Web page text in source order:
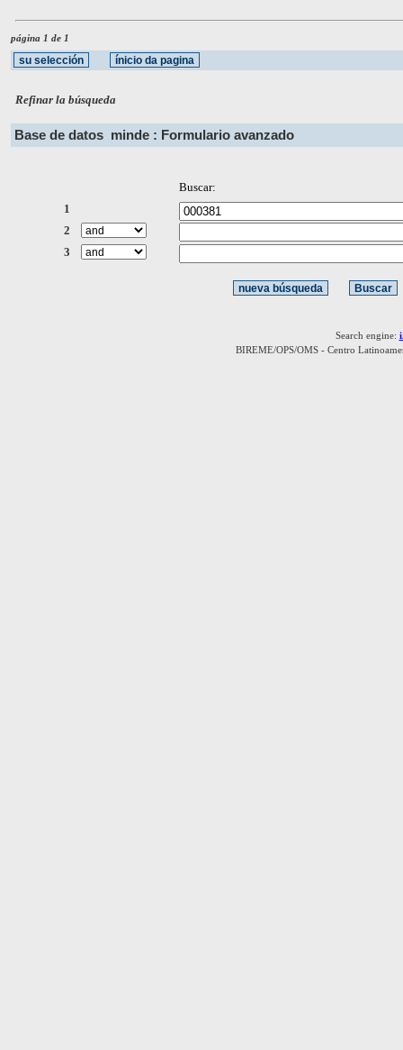
página 1 de 1
Refinar la búsqueda
Base de datos minde : Formulario avanzado
Buscar:
1
2
3
Search engine:
BIREME/OPS/OMS - Centro